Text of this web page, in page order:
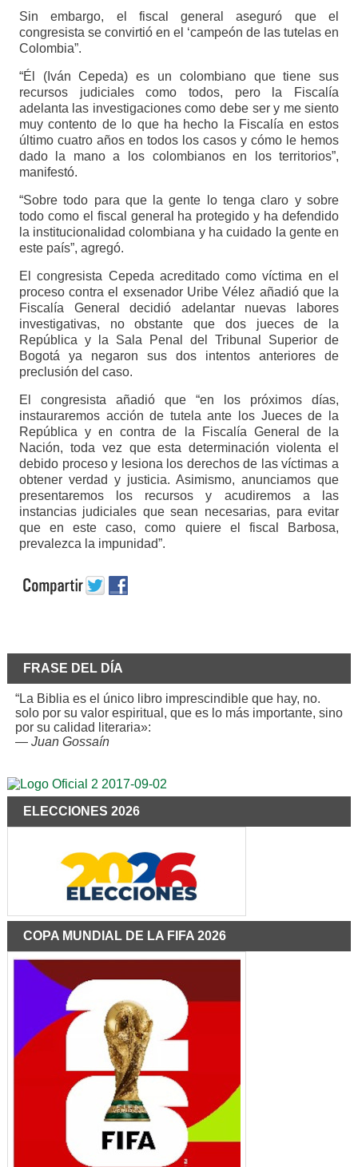
Sin embargo, el fiscal general aseguró que el
congresista se convirtió en el ‘campeón de las tutelas en
Colombia”.
“Él (Iván Cepeda) es un colombiano que tiene sus
recursos judiciales como todos, pero la Fiscalía
adelanta las investigaciones como debe ser y me siento
muy contento de lo que ha hecho la Fiscalía en estos
último cuatro años en todos los casos y cómo le hemos
dado la mano a los colombianos en los territorios”,
manifestó.
“Sobre todo para que la gente lo tenga claro y sobre
todo como el fiscal general ha protegido y ha defendido
la institucionalidad colombiana y ha cuidado la gente en
este país”, agregó.
El congresista Cepeda acreditado como víctima en el
proceso contra el exsenador Uribe Vélez añadió que la
Fiscalía General decidió adelantar nuevas labores
investigativas, no obstante que dos jueces de la
República y la Sala Penal del Tribunal Superior de
Bogotá ya negaron sus dos intentos anteriores de
preclusión del caso.
El congresista añadió que “en los próximos días,
instauraremos acción de tutela ante los Jueces de la
República y en contra de la Fiscalía General de la
Nación, toda vez que esta determinación violenta el
debido proceso y lesiona los derechos de las víctimas a
obtener verdad y justicia. Asimismo, anunciamos que
presentaremos los recursos y acudiremos a las
instancias judiciales que sean necesarias, para evitar
que en este caso, como quiere el fiscal Barbosa,
prevalezca la impunidad”.
FRASE DEL DÍA
“La Biblia es el único libro imprescindible que hay, no.
solo por su valor espiritual, que es lo más importante, sino
por su calidad literaria»:
— Juan Gossaín
ELECCIONES 2026
COPA MUNDIAL DE LA FIFA 2026